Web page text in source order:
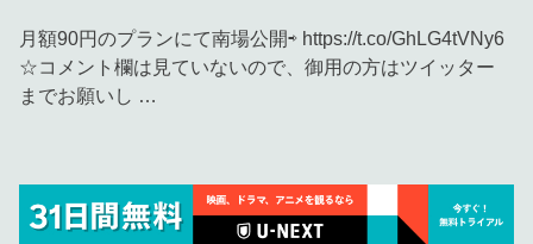
月額90円のプランにて南場公開⇨ https://t.co/GhLG4tVNy6
☆コメント欄は見ていないので、御用の方はツイッター
までお願いし …